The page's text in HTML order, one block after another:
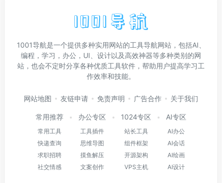
1001导航是一个提供多种实用网站的工具导航网站，包括AI、
编程，学习，办公，UI、设计以及高效神器等多种类别的网
站，也会不定时分享各种优质工具软件，帮助用户提高学习工
作效率和技能。
网站地图 友链申请 免责声明 广告合作 关于我们
常用推荐
常用工具
快递查询
求职招聘
社交情感
办公专区
工具插件
思维导图
摸鱼解压
文案创作
1024专区
站长工具
组件框架
开源架构
VPS主机
AI专区
AI办公
AI会话
AI绘画
AI设计